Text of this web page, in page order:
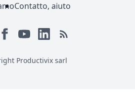
Contatto, aiuto
Productivix sarl